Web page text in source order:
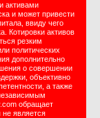
активами
и может привести
ввиду чего
Котировки активов
резким
политических
дополнительно
о совершении
объективно
а также
обращает
является